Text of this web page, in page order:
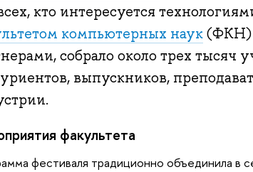
кто интересуется
компьютерных наук(ФКН)
собрало около трех тысяч
выпускников,
факультета
фестиваля традиционно объединила в